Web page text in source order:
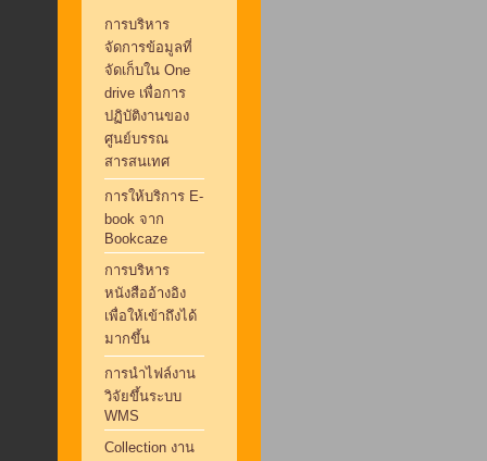
การบริหาร
จัดการข้อมูลที่
จัดเก็บใน One
drive เพื่อการ
ปฏิบัติงานของ
ศูนย์บรรณ
สารสนเทศ
การให้บริการ E-
book จาก
Bookcaze
การบริหาร
หนังสืออ้างอิง
เพื่อให้เข้าถึงได้
มากขึ้น
การนำไฟล์งาน
วิจัยขึ้นระบบ
WMS
Collection งาน